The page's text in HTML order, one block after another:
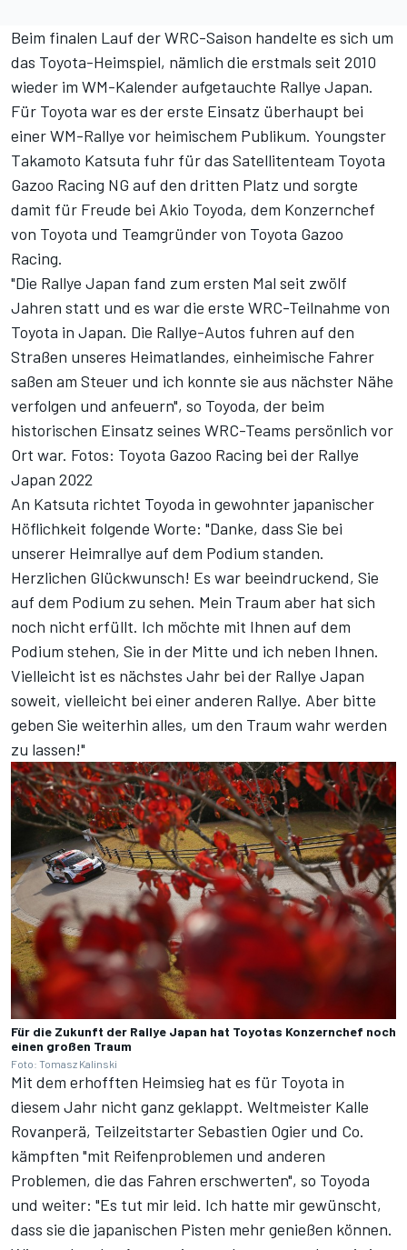
Beim finalen Lauf der WRC-Saison handelte es sich um
das Toyota-Heimspiel, nämlich die erstmals seit 2010
wieder im WM-Kalender aufgetauchte Rallye Japan.
Für Toyota war es der erste Einsatz überhaupt bei
einer WM-Rallye vor heimischem Publikum. Youngster
Takamoto Katsuta fuhr für das Satellitenteam Toyota
Gazoo Racing NG auf den dritten Platz und sorgte
damit für Freude bei Akio Toyoda, dem Konzernchef
von Toyota und Teamgründer von Toyota Gazoo
Racing.
"Die Rallye Japan fand zum ersten Mal seit zwölf
Jahren statt und es war die erste WRC-Teilnahme von
Toyota in Japan. Die Rallye-Autos fuhren auf den
Straßen unseres Heimatlandes, einheimische Fahrer
saßen am Steuer und ich konnte sie aus nächster Nähe
verfolgen und anfeuern", so Toyoda, der beim
historischen Einsatz seines WRC-Teams persönlich vor
Ort war. Fotos: Toyota Gazoo Racing bei der Rallye
Japan 2022
An Katsuta richtet Toyoda in gewohnter japanischer
Höflichkeit folgende Worte: "Danke, dass Sie bei
unserer Heimrallye auf dem Podium standen.
Herzlichen Glückwunsch! Es war beeindruckend, Sie
auf dem Podium zu sehen. Mein Traum aber hat sich
noch nicht erfüllt. Ich möchte mit Ihnen auf dem
Podium stehen, Sie in der Mitte und ich neben Ihnen.
Vielleicht ist es nächstes Jahr bei der Rallye Japan
soweit, vielleicht bei einer anderen Rallye. Aber bitte
geben Sie weiterhin alles, um den Traum wahr werden
zu lassen!"
Für die Zukunft der Rallye Japan hat Toyotas Konzernchef noch
einen großen Traum
Foto: Tomasz Kalinski
Mit dem erhofften Heimsieg hat es für Toyota in
diesem Jahr nicht ganz geklappt. Weltmeister Kalle
Rovanperä, Teilzeitstarter Sebastien Ogier und Co.
kämpften "mit Reifenproblemen und anderen
Problemen, die das Fahren erschwerten", so Toyoda
und weiter: "Es tut mir leid. Ich hatte mir gewünscht,
dass sie die japanischen Pisten mehr genießen können.